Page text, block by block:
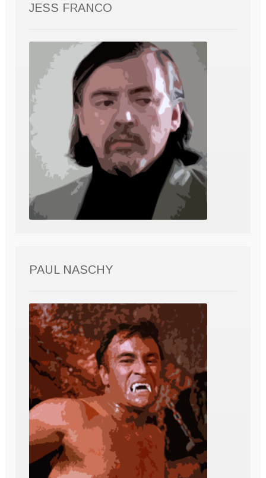
JESS FRANCO
PAUL NASCHY